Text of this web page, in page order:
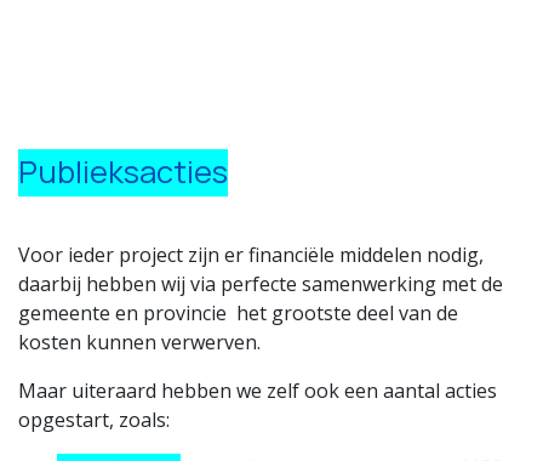
Publieksacties
Voor ieder project zijn er financiële middelen nodig,
daarbij hebben wij via perfecte samenwerking met de
gemeente en provincie het grootste deel van de
kosten kunnen verwerven.
Maar uiteraard hebben we zelf ook een aantal acties
opgestart, zoals: